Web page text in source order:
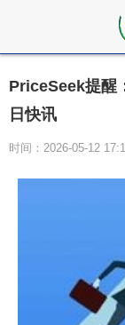
PriceSeek提醒
日快讯
时间：2026-05-12